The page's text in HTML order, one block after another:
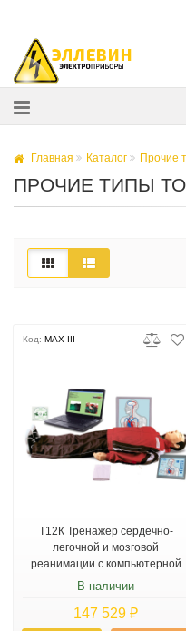
Главная Каталог Прочие
ПРОЧИЕ ТИПЫ
Код: MAX-III
Т12К Тренажер сердечно-
легочной и мозговой
реанимации с компьютерной
программой Максим III-01
В наличии
147 529 ₽